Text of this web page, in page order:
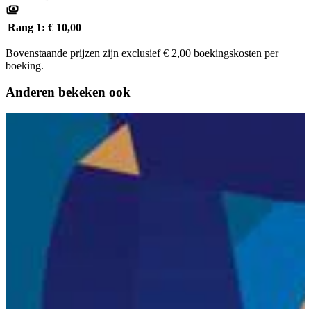
Rang 1: € 10,00
Bovenstaande prijzen zijn exclusief € 2,00 boekingskosten per
boeking.
Anderen bekeken ook